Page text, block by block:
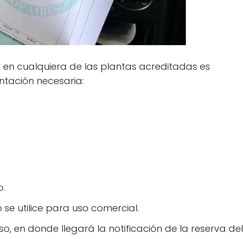
cualquiera de las plantas acreditadas es
necesaria:
utilice para uso comercial.
en donde llegará la notificación de la reserva del